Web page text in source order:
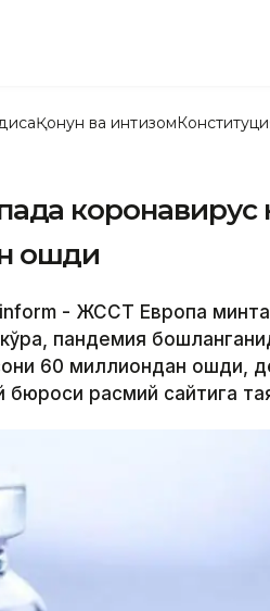
Қонун ва интизом
коронавирус
ошди
- ЖССТ Европа
пандемия
60 миллиондан ошди,
бюроси расмий сайтига